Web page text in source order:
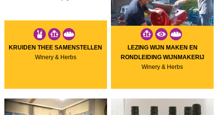
KRUIDEN THEE SAMENSTELLEN
Winery & Herbs
LEZING WIJN MAKEN EN
RONDLEIDING WIJNMAKERIJ
Winery & Herbs